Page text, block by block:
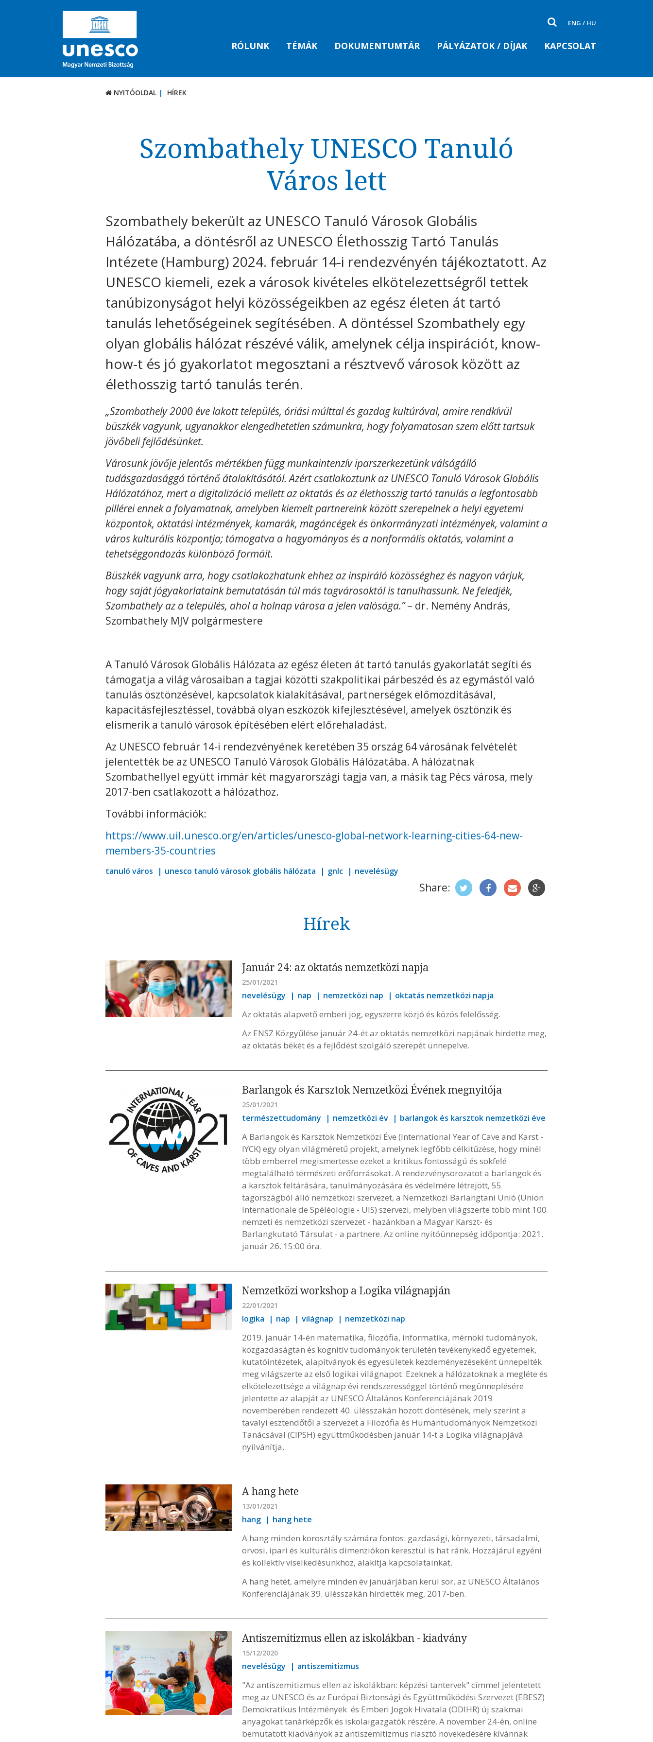
ENG / HU
RÓLUNK TÉMÁK DOKUMENTUMTÁR PÁLYÁZATOK / DÍJAK KAPCSOLAT
NYITÓOLDAL HÍREK
Szombathely UNESCO Tanuló
Város lett
Szombathely bekerült az UNESCO Tanuló Városok Globális
Hálózatába, a döntésről az UNESCO Élethosszig Tartó Tanulás
Intézete (Hamburg) 2024. február 14-i rendezvényén tájékoztatott. Az
UNESCO kiemeli, ezek a városok kivételes elkötelezettségről tettek
tanúbizonyságot helyi közösségeikben az egész életen át tartó
tanulás lehetőségeinek segítésében. A döntéssel Szombathely egy
olyan globális hálózat részévé válik, amelynek célja inspirációt, know-
how-t és jó gyakorlatot megosztani a résztvevő városok között az
élethosszig tartó tanulás terén.
„Szombathely 2000 éve lakott település, óriási múlttal és gazdag kultúrával, amire rendkívül
büszkék vagyunk, ugyanakkor elengedhetetlen számunkra, hogy folyamatosan szem előtt tartsuk
jövőbeli fejlődésünket.
Városunk jövője jelentős mértékben függ munkaintenzív iparszerkezetünk válságálló
tudásgazdasággá történő átalakításától. Azért csatlakoztunk az UNESCO Tanuló Városok Globális
Hálózatához, mert a digitalizáció mellett az oktatás és az élethosszig tartó tanulás a legfontosabb
pillérei ennek a folyamatnak, amelyben kiemelt partnereink között szerepelnek a helyi egyetemi
központok, oktatási intézmények, kamarák, magáncégek és önkormányzati intézmények, valamint a
város kulturális központja; támogatva a hagyományos és a nonformális oktatás, valamint a
tehetséggondozás különböző formáit.
Büszkék vagyunk arra, hogy csatlakozhatunk ehhez az inspiráló közösséghez és nagyon várjuk,
hogy saját jógyakorlataink bemutatásán túl más tagvárosoktól is tanulhassunk. Ne feledjék,
Szombathely az a település, ahol a holnap városa a jelen valósága.”– dr. Nemény András,
Szombathely MJV polgármestere
A Tanuló Városok Globális Hálózata az egész életen át tartó tanulás gyakorlatát segíti és
támogatja a világ városaiban a tagjai közötti szakpolitikai párbeszéd és az egymástól való
tanulás ösztönzésével, kapcsolatok kialakításával, partnerségek előmozdításával,
kapacitásfejlesztéssel, továbbá olyan eszközök kifejlesztésével, amelyek ösztönzik és
elismerik a tanuló városok építésében elért előrehaladást.
Az UNESCO február 14-i rendezvényének keretében 35 ország 64 városának felvételét
jelentették be az UNESCO Tanuló Városok Globális Hálózatába. A hálózatnak
Szombathellyel együtt immár két magyarországi tagja van, a másik tag Pécs városa, mely
2017-ben csatlakozott a hálózathoz.
További információk:
https://www.uil.unesco.org/en/articles/unesco-global-network-learning-cities-64-new-
members-35-countries
tanuló város unesco tanuló városok globális hálózata gnlc nevelésügy
Share:
Hírek
Január 24: az oktatás nemzetközi napja
25/01/2021
nevelésügy nap nemzetközi nap oktatás nemzetközi napja
Az oktatás alapvető emberi jog, egyszerre közjó és közös felelősség.
Az ENSZ Közgyűlése január 24-ét az oktatás nemzetközi napjának hirdette meg,
az oktatás békét és a fejlődést szolgáló szerepét ünnepelve.
Barlangok és Karsztok Nemzetközi Évének megnyitója
25/01/2021
természettudomány nemzetközi év barlangok és karsztok nemzetközi éve
A Barlangok és Karsztok Nemzetközi Éve (International Year of Cave and Karst -
IYCK) egy olyan világméretű projekt, amelynek legfőbb célkitűzése, hogy minél
több emberrel megismertesse ezeket a kritikus fontosságú és sokfelé
megtalálható természeti erőforrásokat. A rendezvénysorozatot a barlangok és
a karsztok feltárására, tanulmányozására és védelmére létrejött, 55
tagországból álló nemzetközi szervezet, a Nemzetközi Barlangtani Unió (Union
Internationale de Spéléologie - UIS) szervezi, melyben világszerte több mint 100
nemzeti és nemzetközi szervezet - hazánkban a Magyar Karszt- és
Barlangkutató Társulat - a partnere. Az online nyitóünnepség időpontja: 2021.
január 26. 15:00 óra.
Nemzetközi workshop a Logika világnapján
22/01/2021
logika nap világnap nemzetközi nap
2019. január 14-én matematika, filozófia, informatika, mérnöki tudományok,
közgazdaságtan és kognitív tudományok területén tevékenykedő egyetemek,
kutatóintézetek, alapítványok és egyesületek kezdeményezéseként ünnepelték
meg világszerte az első logikai világnapot. Ezeknek a hálózatoknak a megléte és
elkötelezettsége a világnap évi rendszerességgel történő megünneplésére
jelentette az alapját az UNESCO Általános Konferenciájának 2019
novemberében rendezett 40. ülésszakán hozott döntésének, mely szerint a
tavalyi esztendőtől a szervezet a Filozófia és Humántudományok Nemzetközi
Tanácsával (CIPSH) együttműködésben január 14-t a Logika világnapjává
nyilvánítja.
A hang hete
13/01/2021
hang hang hete
A hang minden korosztály számára fontos: gazdasági, környezeti, társadalmi,
orvosi, ipari és kulturális dimenziókon keresztül is hat ránk. Hozzájárul egyéni
és kollektív viselkedésünkhöz, alakítja kapcsolatainkat.
A hang hetét, amelyre minden év januárjában kerül sor, az UNESCO Általános
Konferenciájának 39. ülésszakán hirdették meg, 2017-ben.
Antiszemitizmus ellen az iskolákban - kiadvány
15/12/2020
nevelésügy antiszemitizmus
"Az antiszemitizmus ellen az iskolákban: képzési tantervek" címmel jelentetett
meg az UNESCO és az Európai Biztonsági és Együttműködési Szervezet (EBESZ)
Demokratikus Intézmények és Emberi Jogok Hivatala (ODIHR) új szakmai
anyagokat tanárképzők és iskolaigazgatók részére. A november 24-én, online
bemutatott kiadványok az antiszemitizmus riasztó növekedésére kívánnak